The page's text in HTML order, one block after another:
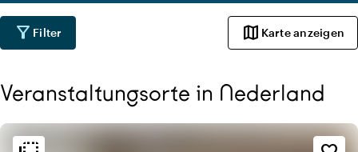
filter_alt Filter map Karte anzeigen
Veranstaltungsorte in Nederland
Ambiente und Ästhetik